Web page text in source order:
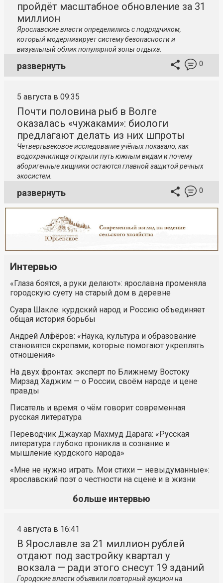
пройдёт масштабное обновление за 31
миллион
Ярославские власти определились с подрядчиком,
который модернизирует систему безопасности и
визуальный облик популярной зоны отдыха.
развернуть 0
5 августа в 09:35
Почти половина рыб в Волге
оказалась «чужаками»: биологи
предлагают делать из них шпроты
Четвертьвековое исследование учёных показало, как
водохранилища открыли путь южным видам и почему
аборигенные хищники остаются главной защитой речных
экосистем.
развернуть 0
Интервью
«Глаза боятся, а руки делают»: ярославна променяла
городскую суету на старый дом в деревне
Суара Шакле: курдский народ и Россию объединяет
общая история борьбы
Андрей Алфёров: «Наука, культура и образование
становятся скрепами, которые помогают укреплять
отношения»
На двух фронтах: эксперт по Ближнему Востоку
Мирзад Хаджим — о России, своём народе и цене
правды
Писатель и время: о чём говорит современная
русская литература
Переводчик Джаухар Махмуд Дарага: «Русская
литература глубоко проникла в сознание и
мышление курдского народа»
«Мне не нужно играть. Мои стихи — невыдуманные»:
ярославский поэт о честности на сцене и в жизни
больше интервью
4 августа в 16:41
В Ярославле за 21 миллион рублей
отдают под застройку квартал у
вокзала — ради этого снесут 19 зданий
Городские власти объявили повторный аукцион на